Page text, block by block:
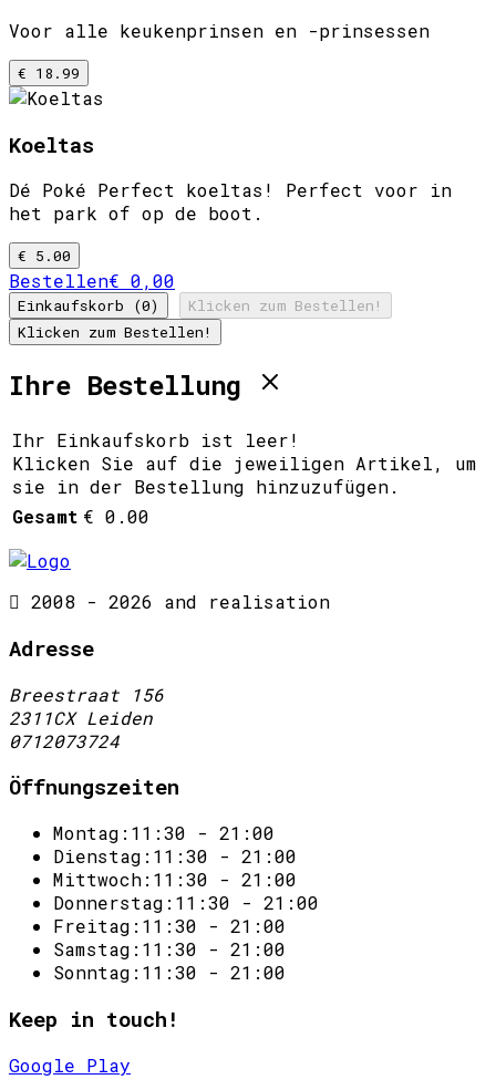
Voor alle keukenprinsen en -prinsessen
€ 18.99
Koeltas
Dé Poké Perfect koeltas! Perfect voor in
het park of op de boot.
€ 5.00
Bestellen€ 0,00
Einkaufskorb (0)
Klicken zum Bestellen!
Klicken zum Bestellen!
Ihre Bestellung
Ihr Einkaufskorb ist leer!
Klicken Sie auf die jeweiligen Artikel, um
sie in der Bestellung hinzuzufügen.
Gesamt € 0.00
2008 - 2026 and realisation
Adresse
Breestraat 156
2311CX Leiden
0712073724
Öffnungszeiten
Montag: 11:30 - 21:00
Dienstag: 11:30 - 21:00
Mittwoch: 11:30 - 21:00
Donnerstag: 11:30 - 21:00
Freitag: 11:30 - 21:00
Samstag: 11:30 - 21:00
Sonntag: 11:30 - 21:00
Keep in touch!
Google Play